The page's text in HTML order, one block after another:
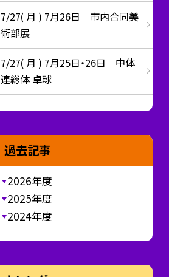
7/27( 月 ) 7月26日 市内合同美
術部展
7/27( 月 ) 7月25日・26日 中体
連総体 卓球
過去記事
2026年度
2025年度
2024年度